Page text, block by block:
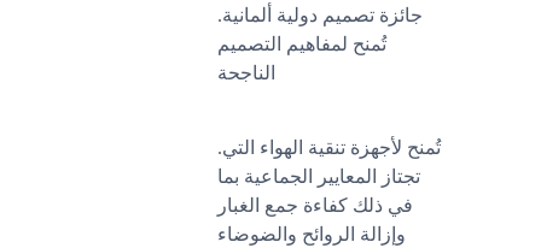
.جائزة تصميم دولية ألمانية
تُمنح لمفاهيم التصميم
الناجحة
.تُمنح لأجهزة تنقية الهواء التي
تجتاز المعايير الجماعية بما
في ذلك كفاءة جمع الغبار
وإزالة الروائح والضوضاء